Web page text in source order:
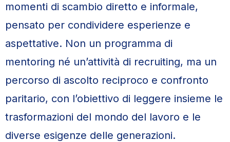
momenti di scambio diretto e informale,
pensato per condividere esperienze e
aspettative. Non un programma di
mentoring né un’attività di recruiting, ma un
percorso di ascolto reciproco e confronto
paritario, con l’obiettivo di leggere insieme le
trasformazioni del mondo del lavoro e le
diverse esigenze delle generazioni.